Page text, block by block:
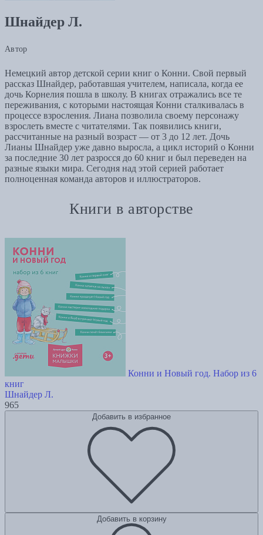
Шнайдер Л.
Автор
Немецкий автор детской серии книг о Конни. Свой первый
рассказ Шнайдер, работавшая учителем, написала, когда ее
дочь Корнелия пошла в школу. В книгах отражались все те
переживания, с которыми настоящая Конни сталкивалась в
процессе взросления. Лиана позволила своему персонажу
взрослеть вместе с читателями. Так появились книги,
рассчитанные на разный возраст — от 3 до 12 лет. Дочь
Лианы Шнайдер уже давно выросла, а цикл историй о Конни
за последние 30 лет разросся до 60 книг и был переведен на
разные языки мира. Сегодня над этой серией работает
полноценная команда авторов и иллюстраторов.
Книги в авторстве
Конни и Новый год. Набор из 6
книг
Шнайдер Л.
965
Добавить в избранное
Добавить в корзину